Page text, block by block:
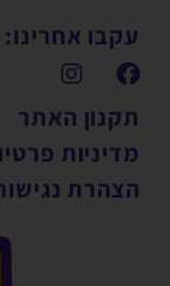
עקבו אחרינו:
תקנון האתר
מדיניות
הצהרת